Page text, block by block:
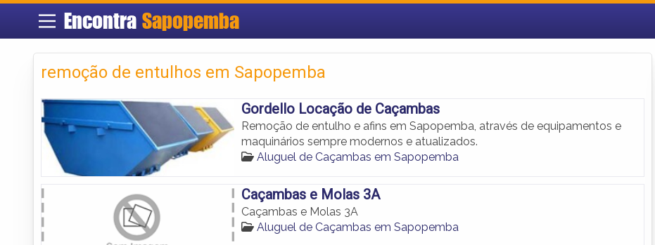
Encontra Sapopemba
remoção de entulhos em Sapopemba
Gordello Locação de Caçambas
Remoção de entulho e afins em Sapopemba, através de equipamentos e
maquinários sempre modernos e atualizados.
Aluguel de Caçambas em Sapopemba
Caçambas e Molas 3A
Caçambas e Molas 3A
Aluguel de Caçambas em Sapopemba